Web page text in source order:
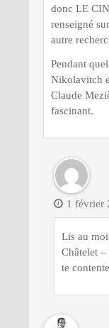
donc LE
renseigné
autre
Pendant
Nikolavitch
Claude
fascinant.
1 février
Lis au
Châtelet
te